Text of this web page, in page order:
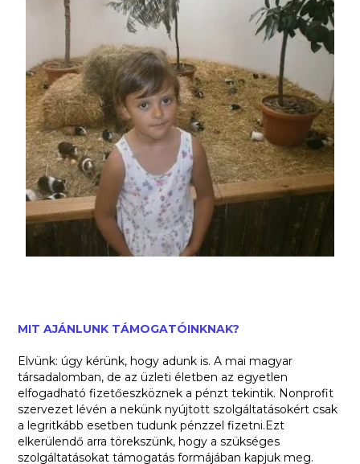
MIT AJÁNLUNK TÁMOGATÓINKNAK?
Elvünk: úgy kérünk, hogy adunk is. A mai magyar
társadalomban, de az üzleti életben az egyetlen
elfogadható fizetőeszköznek a pénzt tekintik. Nonprofit
szervezet lévén a nekünk nyújtott szolgáltatásokért csak
a legritkább esetben tudunk pénzzel fizetni.Ezt
elkerülendő arra törekszünk, hogy a szükséges
szolgáltatásokat támogatás formájában kapjuk meg.